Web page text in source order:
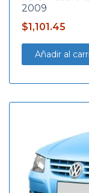
2009
$1,101.45
Añadir al